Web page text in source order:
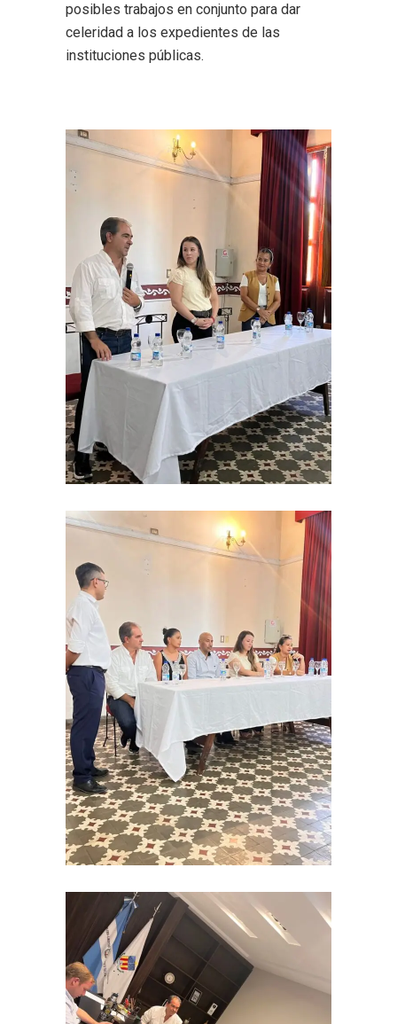
posibles trabajos en conjunto para dar
celeridad a los expedientes de las
instituciones públicas.